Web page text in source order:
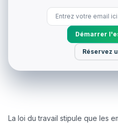
Démarrer
Réservez
La loi du travail stipule que les